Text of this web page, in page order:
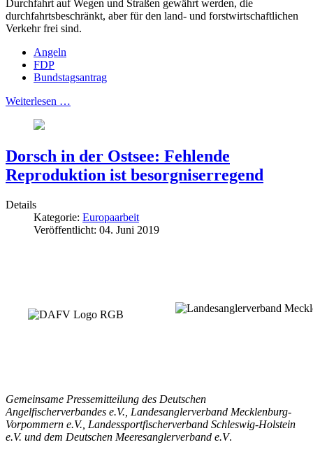
Durchfahrt auf Wegen und Straßen gewährt werden, die
durchfahrtsbeschränkt, aber für den land- und forstwirtschaftlichen
Verkehr frei sind.
Angeln
FDP
Bundstagsantrag
Weiterlesen …
Dorsch in der Ostsee: Fehlende
Reproduktion ist besorgniserregend
Details
Kategorie: Europaarbeit
Veröffentlicht: 04. Juni 2019
Gemeinsame Pressemitteilung des Deutschen
Angelfischerverbandes e.V., Landesanglerverband Mecklenburg-
Vorpommern e.V., Landessportfischerverband Schleswig-Holstein
e.V. und dem Deutschen Meeresanglerverband e.V.